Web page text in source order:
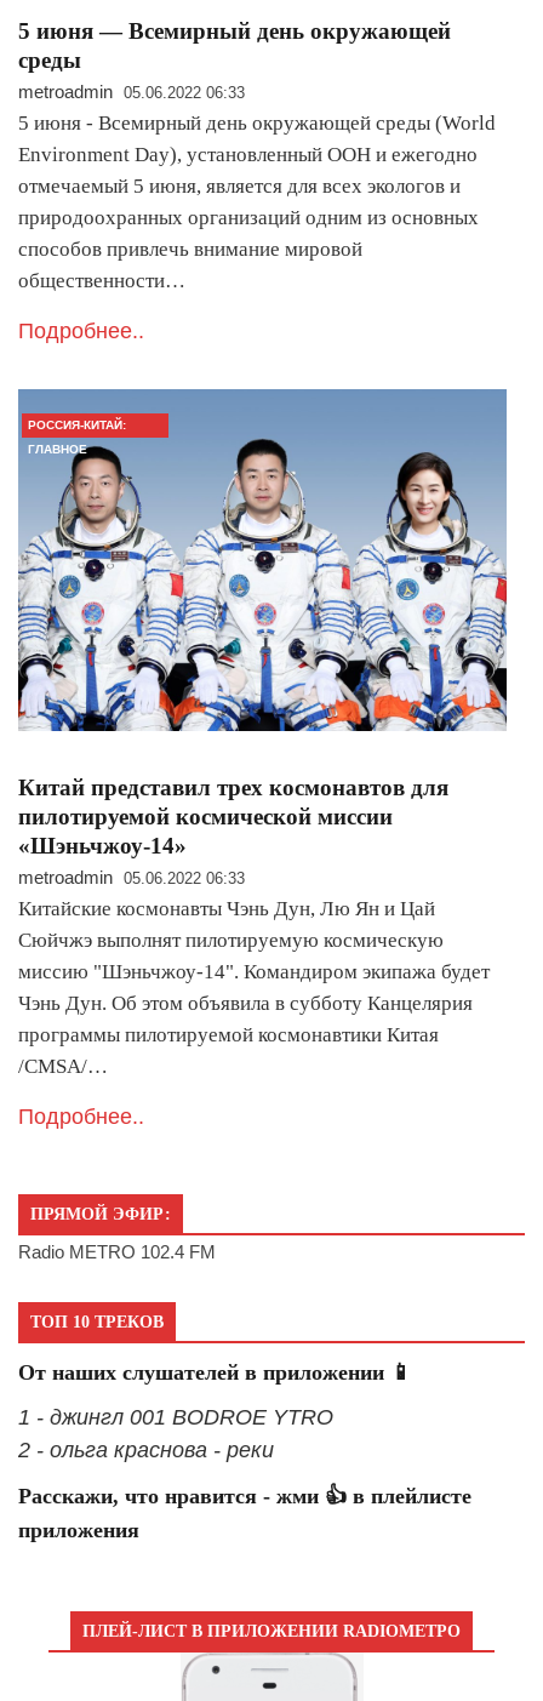
5 июня — Всемирный день окружающей
среды
metroadmin 05.06.2022 06:33
5 июня - Всемирный день окружающей среды (World
Environment Day), установленный ООН и ежегодно
отмечаемый 5 июня, является для всех экологов и
природоохранных организаций одним из основных
способов привлечь внимание мировой
общественности…
Подробнее..
РОССИЯ-КИТАЙ:
ГЛАВНОЕ
Китай представил трех космонавтов для
пилотируемой космической миссии
«Шэньчжоу-14»
metroadmin 05.06.2022 06:33
Китайские космонавты Чэнь Дун, Лю Ян и Цай
Сюйчжэ выполнят пилотируемую космическую
миссию "Шэньчжоу-14". Командиром экипажа будет
Чэнь Дун. Об этом объявила в субботу Канцелярия
программы пилотируемой космонавтики Китая
/CMSА/…
Подробнее..
ПРЯМОЙ ЭФИР:
Radio METRO 102.4 FM
ТОП 10 ТРЕКОВ
От наших слушателей в приложении 📱
1 - джингл 001 BODROE YTRO
2 - ольга краснова - реки
Расскажи, что нравится - жми 👍 в плейлисте
приложения
ПЛЕЙ-ЛИСТ В ПРИЛОЖЕНИИ RADIOМЕТРО